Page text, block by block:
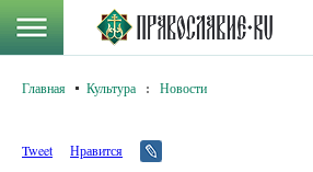
Главная Культура : Новости
Tweet Нравится